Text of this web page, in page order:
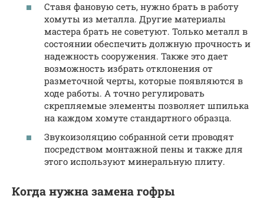
Ставя фановую сеть, нужно брать в работу
хомуты из металла. Другие материалы
мастера брать не советуют. Только металл в
состоянии обеспечить должную прочность и
надежность сооружения. Также это дает
возможность избрать отклонения от
разметочной черты, которые появляются в
ходе работы. А точно регулировать
скрепляемые элементы позволяет шпилька
на каждом хомуте стандартного образца.
Звукоизоляцию собранной сети проводят
посредством монтажной пены и также для
этого используют минеральную плиту.
Когда нужна замена гофры